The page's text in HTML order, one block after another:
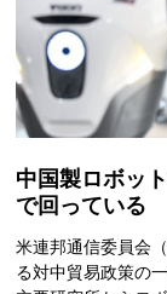
中国製ロボッ
で回っている
米連邦通信委員会
る対中貿易政策の